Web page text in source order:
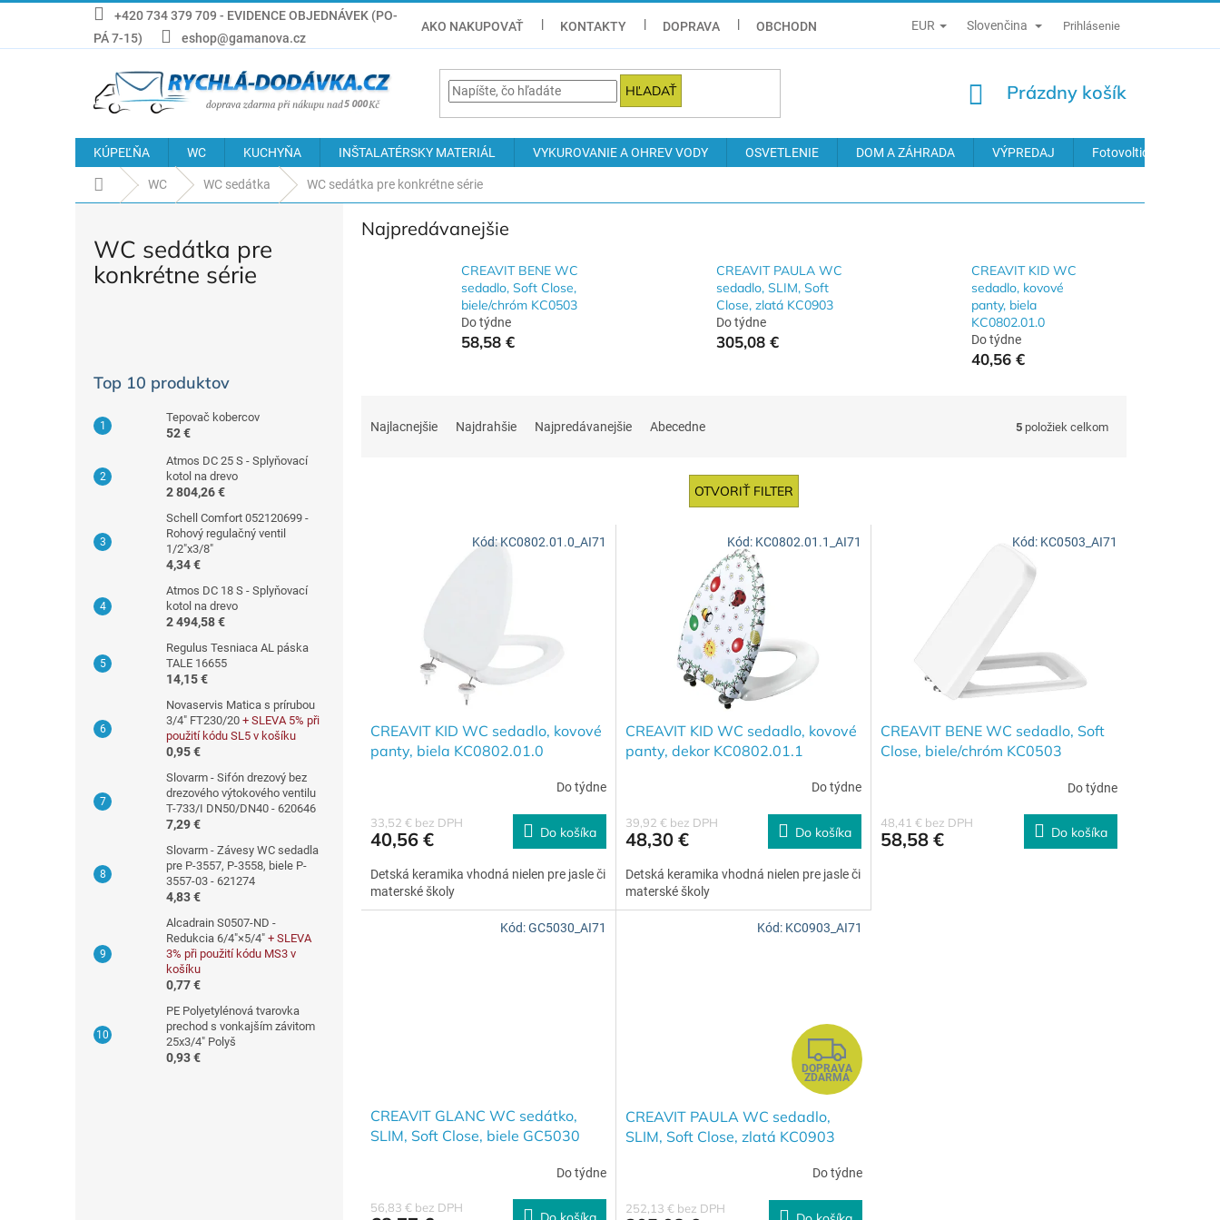
Prejsť
+420 734 379 709 - EVIDENCE OBJEDNÁVEK (PO-
PÁ 7-15)
eshop@gamanova.cz
AKO NAKUPOVAŤ KONTAKTY DOPRAVA OBCHODNÉ PODMIENKY ZÁSADY SPRACÚVANIA OSOBNÝCH ÚDAJOV
EUR Slovenčina Prihlásenie
HĽADAŤ
NÁKUPNÝ
Prázdny košík
KÚPEĽŇA WC KUCHYŇA INŠTALATÉRSKY MATERIÁL VYKUROVANIE A OHREV VODY OSVETLENIE DOM A ZÁHRADA VÝPREDAJ Fotovoltické systémy
DomovWC WC sedátka WC sedátka pre konkrétne série
WC sedátka pre
konkrétne série
Top 10 produktov
Tepovač kobercov
52 €
Atmos DC 25 S - Splyňovací
kotol na drevo
2 804,26 €
Schell Comfort 052120699 -
Rohový regulačný ventil
1/2"x3/8"
4,34 €
Atmos DC 18 S - Splyňovací
kotol na drevo
2 494,58 €
Regulus Tesniaca AL páska
TALE 16655
14,15 €
Novaservis Matica s prírubou
3/4" FT230/20 + SLEVA 5% při
použití kódu SL5 v košíku
0,95 €
Slovarm - Sifón drezový bez
drezového výtokového ventilu
T-733/I DN50/DN40 - 620646
7,29 €
Slovarm - Závesy WC sedadla
pre P-3557, P-3558, biele P-
3557-03 - 621274
4,83 €
Alcadrain S0507-ND -
Redukcia 6/4"×5/4" + SLEVA
3% při použití kódu MS3 v
košíku
0,77 €
PE Polyetylénová tvarovka
prechod s vonkajším závitom
25x3/4" Polyš
0,93 €
Najpredávanejšie
CREAVIT BENE WC
sedadlo, Soft Close,
biele/chróm KC0503
Do týdne
58,58 €
CREAVIT PAULA WC
sedadlo, SLIM, Soft
Close, zlatá KC0903
Do týdne
305,08 €
CREAVIT KID WC
sedadlo, kovové
panty, biela
KC0802.01.0
Do týdne
40,56 €
Najlacnejšie Najdrahšie Najpredávanejšie Abecedne 5 položiek celkom
OTVORIŤ FILTER
CREAVIT KID WC sedadlo, kovové
panty, biela KC0802.01.0
Do týdne
33,52 € bez DPH
40,56 € Do košíka
Detská keramika vhodná nielen pre jasle či
materské školy
Kód: KC0802.01.0_AI71
CREAVIT KID WC sedadlo, kovové
panty, dekor KC0802.01.1
Do týdne
39,92 € bez DPH
48,30 € Do košíka
Detská keramika vhodná nielen pre jasle či
materské školy
Kód: KC0802.01.1_AI71
CREAVIT BENE WC sedadlo, Soft
Close, biele/chróm KC0503
Do týdne
48,41 € bez DPH
58,58 € Do košíka
Kód: KC0503_AI71
CREAVIT GLANC WC sedátko,
SLIM, Soft Close, biele GC5030
Do týdne
56,83 € bez DPH
Kód:GC5030_AI71
Z
A
A
R
DOPRAVA
ZDARMA
CREAVIT PAULA WC sedadlo,
SLIM, Soft Close, zlatá KC0903
Do týdne
252,13 € bez DPH
Kód: KC0903_AI71